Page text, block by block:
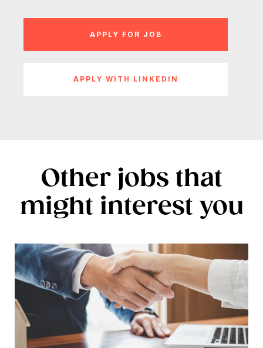
APPLY WITH LINKEDIN
Other jobs that
might interest you